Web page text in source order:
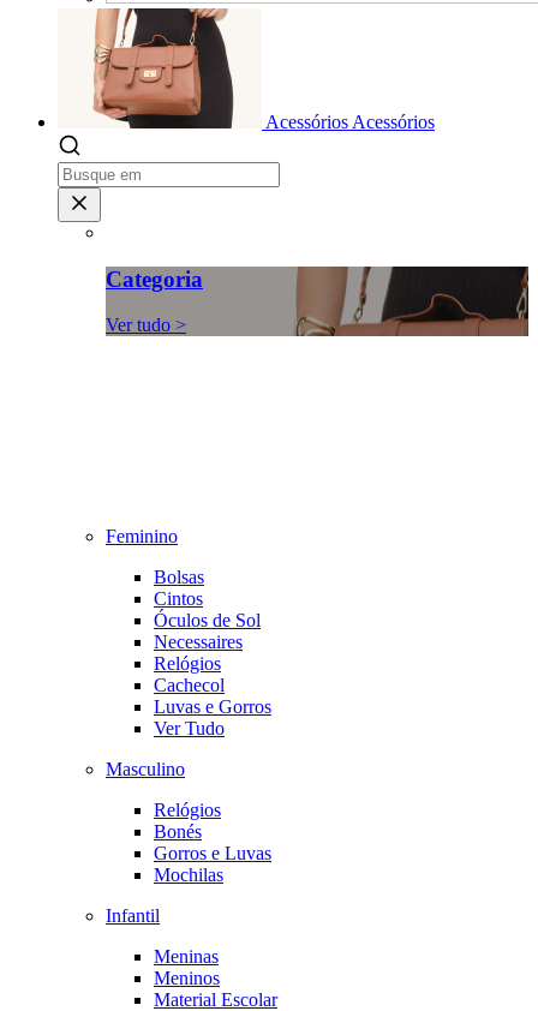
Acessórios Acessórios
Categoria
Ver tudo >
Feminino
Bolsas
Cintos
Óculos de Sol
Necessaires
Relógios
Cachecol
Luvas e Gorros
Ver Tudo
Masculino
Relógios
Bonés
Gorros e Luvas
Mochilas
Infantil
Meninas
Meninos
Material Escolar